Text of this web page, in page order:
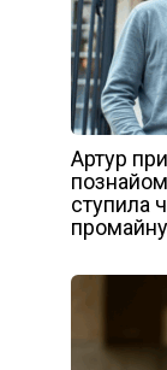
Артур
ступила